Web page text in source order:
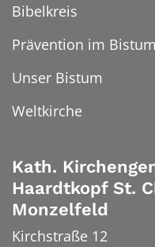
Bibelkreis
Prävention im Bistum
Unser Bistum
Weltkirche
Kath.
Haardtkopf St.
Monzelfeld
Kirchstraße 12